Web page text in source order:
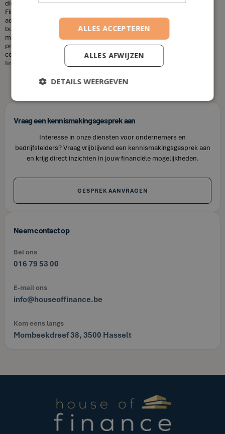
diensten die u nodig heeft en uw financiële situatie. Bij House of
Finance bieden wij betaalbare tarieven voor onze financiële
adviesdiensten, zodat u uw financiën kunt optimaliseren zonder uw
budget te overschrijden. Kortom, laat u niet misleiden door de
misvattingen over financieel adviseurs. Als u op zoek bent naar
professioneel en betrouwbaar financieel advies in Gestel, neem dan
contact op met House of Finance. Wij staan klaar om u te helpen uw
financiële doelen te bereiken.
Vraag een kennismakingsgesprek aan
Interesse in onze diensten voor ondernemers en
bedrijfsleiders? Vraag vrijblijvend een kennismakingsgesprek aan
en krijg direct inzichten in jouw financiële mogelijkheden.
GESPREK AANVRAGEN
Neem contact op
Bel ons
016 79 53 00
E-mail ons
info@houseoffinance.be
Kom eens langs
Mombeekdreef 38, 3500 Hasselt
ALLES ACCEPTEREN
ALLES AFWIJZEN
DETAILS WEERGEVEN